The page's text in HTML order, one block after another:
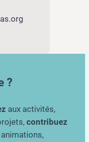
?
aux activités,
contribuez